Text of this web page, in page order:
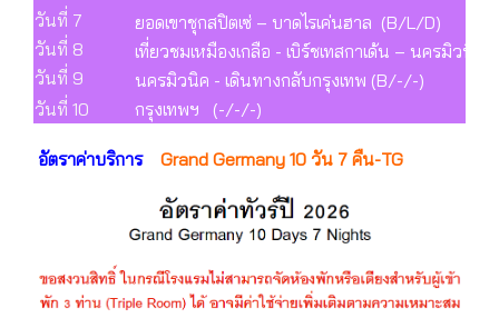
วันที่ 7
ยอดเขาชุกสปิตเซ่ – บาดไรเค่นฮาล (B/L/D)
วันที่ 8
เที่ยวชมเหมืองเกลือ - เบิร์ชเทสกาเด้น – นครมิวนิ
วันที่ 9
นครมิวนิค - เดินทางกลับกรุงเทพ (B/-/-)
วันที่ 10
กรุงเทพฯ (-/-/-)
อัตราค่าบริการ Grand Germany 10 วัน 7 คืน-TG